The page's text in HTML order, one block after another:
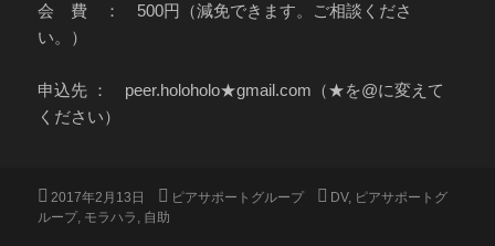
会 費 ： 500円（減免できます。ご相談くださ
い。）
申込先 ： peer.holoholo★gmail.com（★を@に変えて
ください）
投
稿
2017年2月13日
カ
ピアサポートグループ
タ
DV, ピアサポートグ
ループ モラハラ 自助